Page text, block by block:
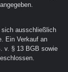
sich ausschließlich
Ein Verkauf an
v. § 13 BGB sowie